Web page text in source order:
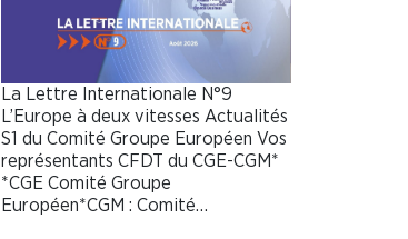
La Lettre Internationale N°9
L’Europe à deux vitesses Actualités
S1 du Comité Groupe Européen Vos
représentants CFDT du CGE-CGM*
*CGE Comité Groupe
Européen*CGM : Comité…